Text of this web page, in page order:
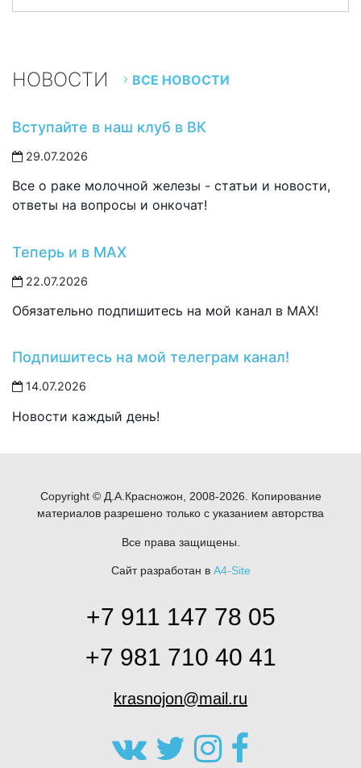
НОВОСТИ ВСЕ НОВОСТИ
Вступайте в наш клуб в ВК
29.07.2026
Все о раке молочной железы - статьи и новости,
ответы на вопросы и онкочат!
Теперь и в MAX
22.07.2026
Обязательно подпишитесь на мой канал в MAX!
Подпишитесь на мой телеграм канал!
14.07.2026
Новости каждый день!
Copyright © Д.А.Красножон, 2008-2026. Копирование
материалов разрешено только с указанием авторства
Все права защищены.
Сайт разработан в A4-Site
+7 911 147 78 05
+7 981 710 40 41
krasnojon@mail.ru